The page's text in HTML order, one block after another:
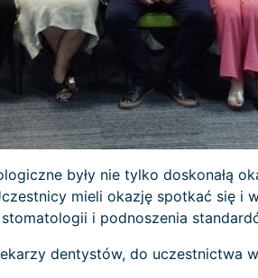
były nie tylko doskonałą
mieli okazję spotkać się i
i podnoszenia
dentystów, do uczestnictwa